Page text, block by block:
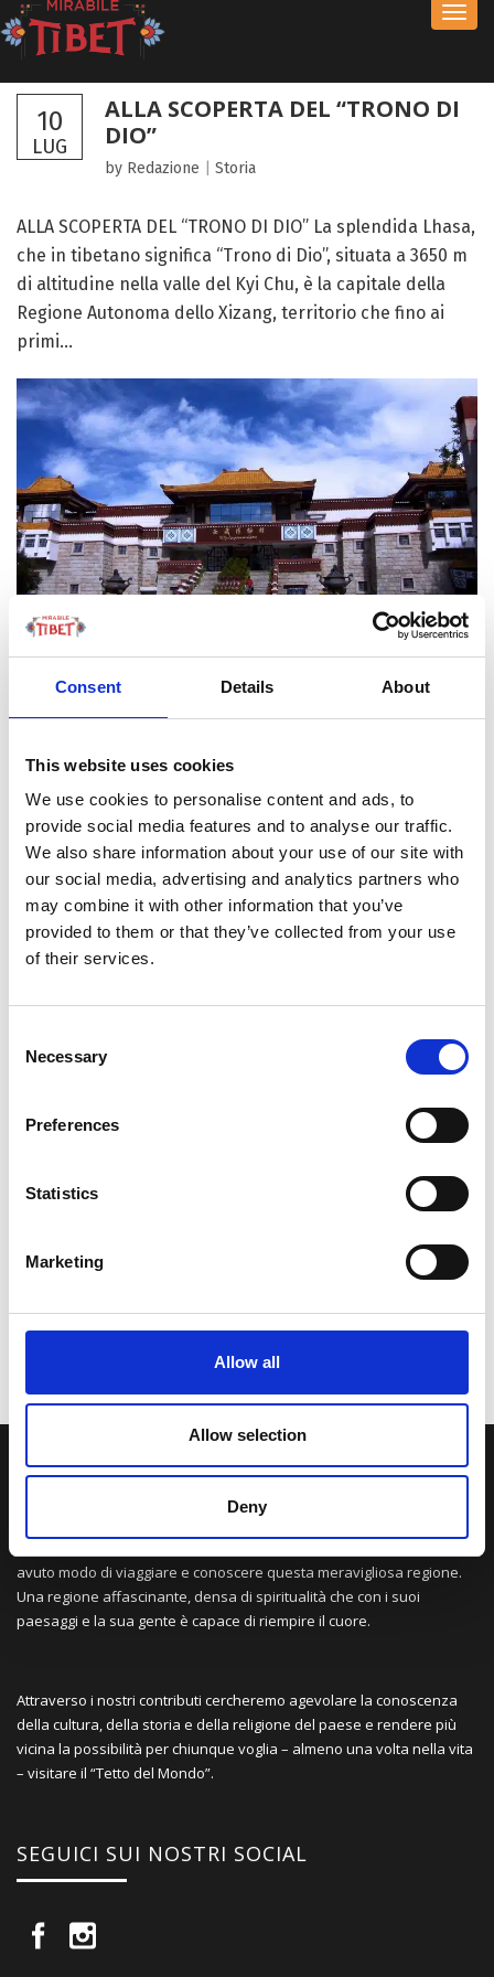
Consent Details About
This website uses cookies
We use cookies to personalise content and ads, to
provide social media features and to analyse our traffic.
We also share information about your use of our site with
our social media, advertising and analytics partners who
may combine it with other information that you’ve
provided to them or that they’ve collected from your use
of their services.
Selection
Necessary
Preferences
Statistics
Marketing
Allow all
Allow selection
Deny
10
LUG
ALLA SCOPERTA DEL “TRONO DI
DIO”
by Redazione Storia
ALLA SCOPERTA DEL “TRONO DI DIO” La splendida Lhasa,
che in tibetano significa “Trono di Dio”, situata a 3650 m
di altitudine nella valle del Kyi Chu, è la capitale della
Regione Autonoma dello Xizang, territorio che fino ai
primi...
LEGGI TUTTO
FOCUS TIBET
SULLA VETTA DELLO XIZANG, DOVE IL VENTO
SOFFIA LO SPIRITO DI BUDDHA
LA NOSTRA MISSION
avuto modo di viaggiare e conoscere questa meravigliosa regione.
Una regione affascinante, densa di spiritualità che con i suoi
paesaggi e la sua gente è capace di riempire il cuore.
Attraverso i nostri contributi cercheremo agevolare la conoscenza
della cultura, della storia e della religione del paese e rendere più
vicina la possibilità per chiunque voglia – almeno una volta nella vita
– visitare il “Tetto del Mondo”.
SEGUICI SUI NOSTRI SOCIAL